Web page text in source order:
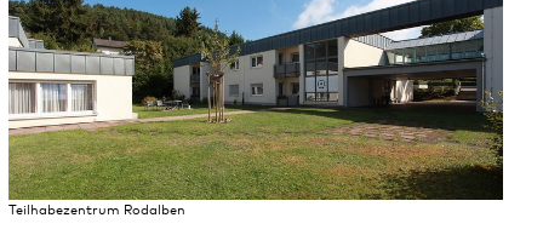
Teilhabezentrum Rodalben